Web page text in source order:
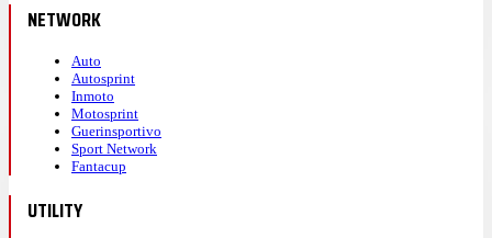
NETWORK
Auto
Autosprint
Inmoto
Motosprint
Guerinsportivo
Sport Network
Fantacup
UTILITY